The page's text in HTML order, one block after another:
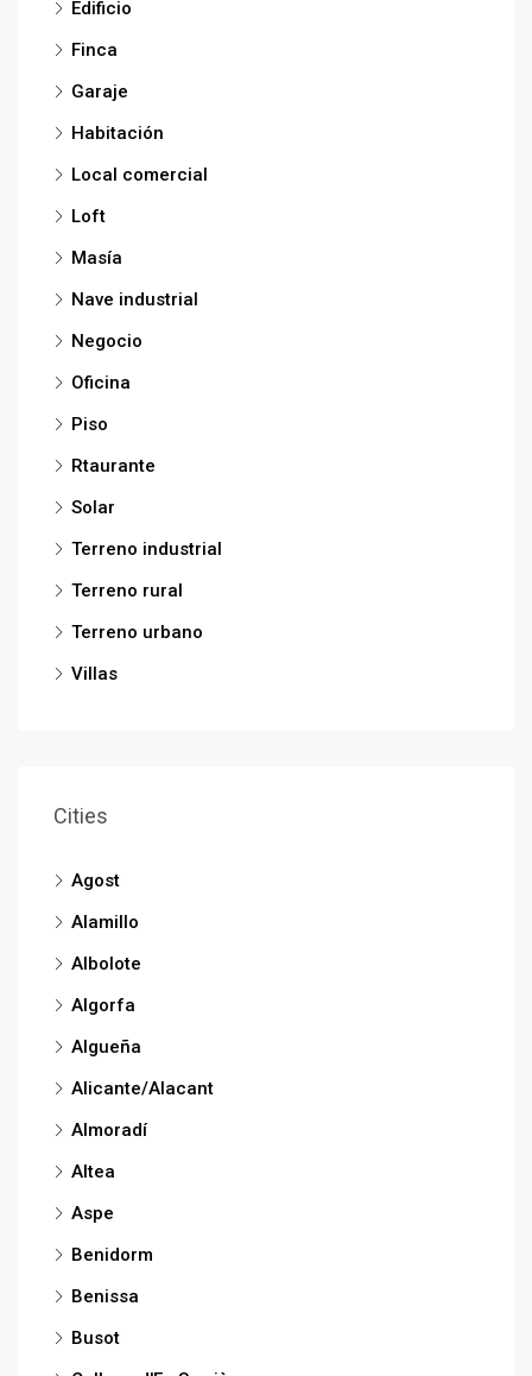
Edificio
Finca
Garaje
Habitación
Local comercial
Loft
Masía
Nave industrial
Negocio
Oficina
Piso
Rtaurante
Solar
Terreno industrial
Terreno rural
Terreno urbano
Villas
Cities
Agost
Alamillo
Albolote
Algorfa
Algueña
Alicante/Alacant
Almoradí
Altea
Aspe
Benidorm
Benissa
Busot